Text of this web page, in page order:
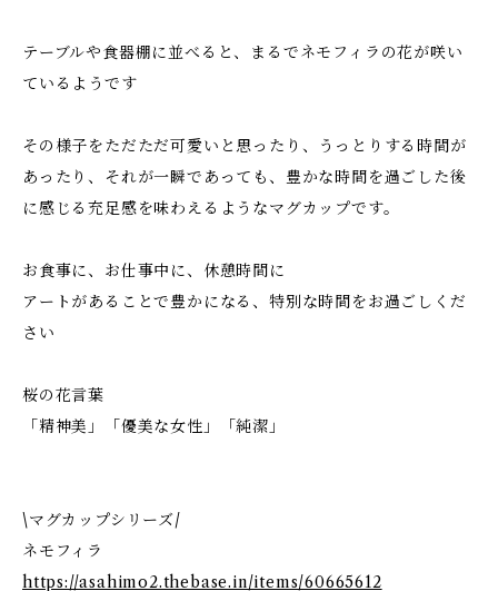
テーブルや食器棚に並べると、まるでネモフィラの花が咲い
ているようです
その様子をただただ可愛いと思ったり、うっとりする時間が
あったり、それが一瞬であっても、豊かな時間を過ごした後
に感じる充足感を味わえるようなマグカップです。
お食事に、お仕事中に、休憩時間に
アートがあることで豊かになる、特別な時間をお過ごしくだ
さい
桜の花言葉
「精神美」「優美な女性」「純潔」
\マグカップシリーズ/
ネモフィラ
https://asahimo2.thebase.in/items/60665612